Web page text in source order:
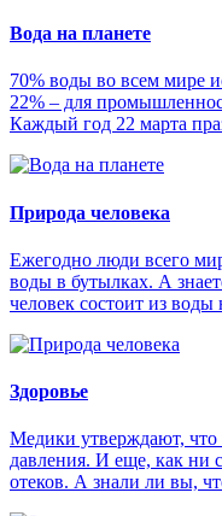
Вода на планете
70% воды во всем мире
22% – для
Каждый год 22 марта
Природа человека
Ежегодно люди всего
воды в бутылках. А
человек состоит из
Здоровье
Медики утверждают,
давления. И еще, как ни
отеков. А знали ли вы,